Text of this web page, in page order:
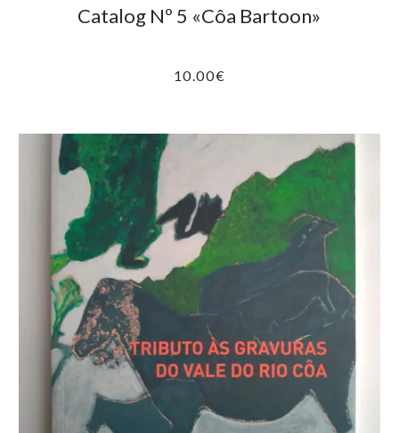
Catalog Nº 5 «Côa Bartoon»
10.00€